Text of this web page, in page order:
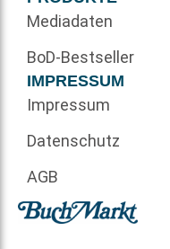
Mediadaten
BoD-Bestseller
IMPRESSUM
Impressum
Datenschutz
AGB